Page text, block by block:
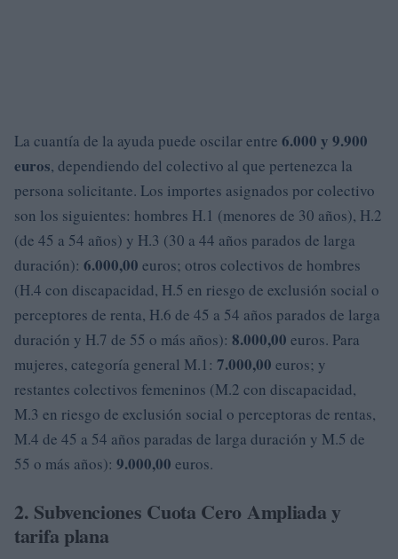
La cuantía de la ayuda puede oscilar entre 6.000 y 9.900
euros, dependiendo del colectivo al que pertenezca la
persona solicitante. Los importes asignados por colectivo
son los siguientes: hombres H.1 (menores de 30 años), H.2
(de 45 a 54 años) y H.3 (30 a 44 años parados de larga
duración): 6.000,00 euros; otros colectivos de hombres
(H.4 con discapacidad, H.5 en riesgo de exclusión social o
perceptores de renta, H.6 de 45 a 54 años parados de larga
duración y H.7 de 55 o más años): 8.000,00 euros. Para
mujeres, categoría general M.1: 7.000,00 euros; y
restantes colectivos femeninos (M.2 con discapacidad,
M.3 en riesgo de exclusión social o perceptoras de rentas,
M.4 de 45 a 54 años paradas de larga duración y M.5 de
55 o más años): 9.000,00 euros.
2. Subvenciones Cuota Cero Ampliada y
tarifa plana